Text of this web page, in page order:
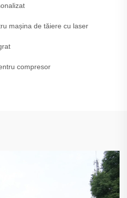
mașina de tăiere cu laser
compresor